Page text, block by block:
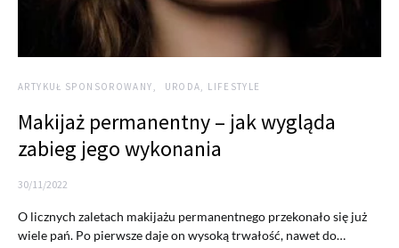
ARTYKUŁ SPONSOROWANY URODA, LIFESTYLE
Makijaż permanentny – jak wygląda
zabieg jego wykonania
30/11/2022
O licznych zaletach makijażu permanentnego przekonało się już
wiele pań. Po pierwsze daje on wysoką trwałość, nawet do…